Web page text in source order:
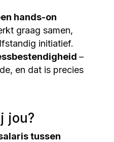
hands-on
graag samen,
initiatief.
–
en dat is precies
jou?
tussen